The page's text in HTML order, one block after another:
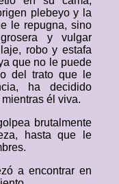
plebeyo y la
le repugna, sino
y vulgar
robo y estafa
que no le puede
del trato que le
ha decidido
él viva.
brutalmente
hasta que le
a encontrar en